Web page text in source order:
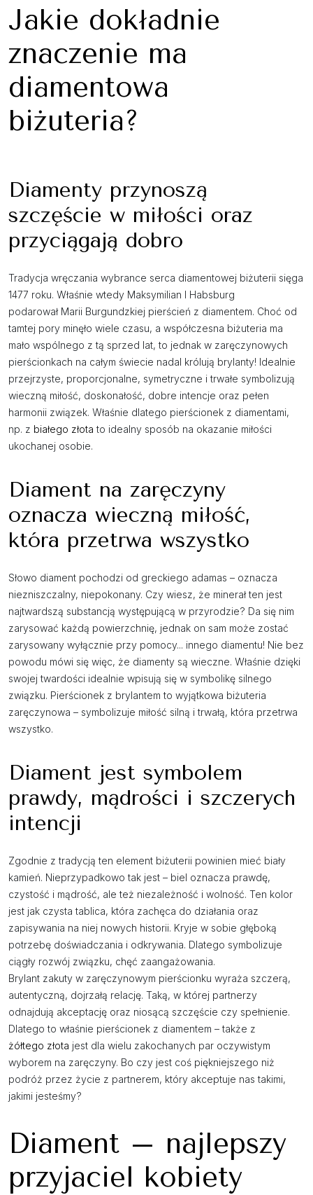
Jakie dokładnie
znaczenie ma
diamentowa
biżuteria?
Diamenty przynoszą
szczęście w miłości oraz
przyciągają dobro
Tradycja wręczania wybrance serca diamentowej biżuterii sięga
1477 roku. Właśnie wtedy Maksymilian I Habsburg
podarował Marii Burgundzkiej pierścień z diamentem. Choć od
tamtej pory minęło wiele czasu, a współczesna biżuteria ma
mało wspólnego z tą sprzed lat, to jednak w zaręczynowych
pierścionkach na całym świecie nadal królują brylanty! Idealnie
przejrzyste, proporcjonalne, symetryczne i trwałe symbolizują
wieczną miłość, doskonałość, dobre intencje oraz pełen
harmonii związek. Właśnie dlatego pierścionek z diamentami,
np. z białego złota to idealny sposób na okazanie miłości
ukochanej osobie.
Diament na zaręczyny
oznacza wieczną miłość,
która przetrwa wszystko
Słowo diament pochodzi od greckiego adamas – oznacza
niezniszczalny, niepokonany. Czy wiesz, że minerał ten jest
najtwardszą substancją występującą w przyrodzie? Da się nim
zarysować każdą powierzchnię, jednak on sam może zostać
zarysowany wyłącznie przy pomocy... innego diamentu! Nie bez
powodu mówi się więc, że diamenty są wieczne. Właśnie dzięki
swojej twardości idealnie wpisują się w symbolikę silnego
związku. Pierścionek z brylantem to wyjątkowa biżuteria
zaręczynowa – symbolizuje miłość silną i trwałą, która przetrwa
wszystko.
Diament jest symbolem
prawdy, mądrości i szczerych
intencji
Zgodnie z tradycją ten element biżuterii powinien mieć biały
kamień. Nieprzypadkowo tak jest – biel oznacza prawdę,
czystość i mądrość, ale też niezależność i wolność. Ten kolor
jest jak czysta tablica, która zachęca do działania oraz
zapisywania na niej nowych historii. Kryje w sobie głęboką
potrzebę doświadczania i odkrywania. Dlatego symbolizuje
ciągły rozwój związku, chęć zaangażowania.
Brylant zakuty w zaręczynowym pierścionku wyraża szczerą,
autentyczną, dojrzałą relację. Taką, w której partnerzy
odnajdują akceptację oraz niosącą szczęście czy spełnienie.
Dlatego to właśnie pierścionek z diamentem – także z
żółtego złota jest dla wielu zakochanych par oczywistym
wyborem na zaręczyny. Bo czy jest coś piękniejszego niż
podróż przez życie z partnerem, który akceptuje nas takimi,
jakimi jesteśmy?
Diament – najlepszy
przyjaciel kobiety